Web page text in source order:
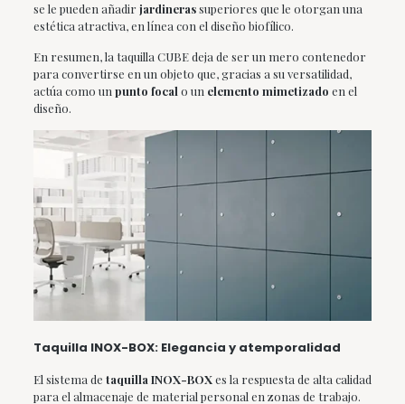
se le pueden añadir jardinerassuperiores que le otorgan una
estética atractiva, en línea con el diseño biofílico.
En resumen, la taquilla CUBE deja de ser un mero contenedor
para convertirse en un objeto que, gracias a su versatilidad,
actúa como un punto focal o un elemento mimetizado en el
diseño.
Taquilla INOX-BOX: Elegancia y atemporalidad
El sistema de taquilla INOX-BOXes la respuesta de alta calidad
para el almacenaje de material personal en zonas de trabajo.